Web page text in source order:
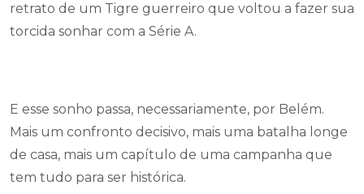
retrato de um Tigre guerreiro que voltou a fazer sua
torcida sonhar com a Série A.
E esse sonho passa, necessariamente, por Belém.
Mais um confronto decisivo, mais uma batalha longe
de casa, mais um capítulo de uma campanha que
tem tudo para ser histórica.